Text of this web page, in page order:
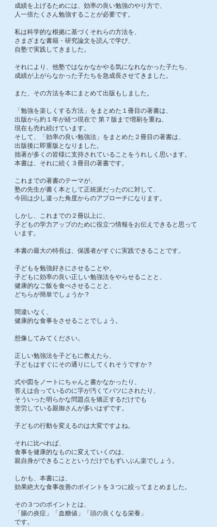
成績を上げるためには、効率の良い勉強のやり方で、
人一倍たくさん勉強することが必要です。
私は科学的な根拠に基づくそれらの方法を、
さまざまな書籍・研究論文を読んで学び、
自塾で実践してきました。
それにより、他塾ではなかなかやる気になれなかった子たち、
成績が上がらなかった子たちを急成長させてきました。
また、その方法を本にまとめて出版もしました。
「勉強を楽しくする方法」をまとめた１冊目の著書は、
出版から約１年が経つ現在で 第７版まで増刷を重ね、
現在も売れ続けています。
そして、「効率の良い勉強法」をまとめた２冊目の著書は、
出版後に即重版となりました。
拙著が多くの皆様に支持されていることをうれしく思います。
本書は、それに続く３冊目の著書です。
これまでの著書のテーマが、
塾の先生が書く本として正統派だったのに対して、
今回は少し違った角度からのアプローチになります。
しかし、これまでの２冊以上に、
子どもの学力アップのために役立つ情報をお伝えできると思って
います。
本書の最大の特長は、保護者がすぐに実践できることです。
子どもを勉強好きにさせることや、
子どもに効率の良い正しい勉強法をやらせることと、
健康的なご飯を食べさせることと、
どちらが簡単でしょうか？
間違いなく、
健康的な食事をさせることでしょう。
想像してみてください。
正しい勉強法を子どもに教えたら、
子どもはすぐにその通りにしてくれそうですか？
式や図をノートにちゃんと書かなかったり、
答えは合っているのに字が汚くてバツにされたり、
そういった明らかな問題点を矯正するだけでも
苦労している親御さんが多いはずです。
子どもの行動を変えるのは大変ですよね。
それに比べれば、
食事を健康的なものに変えていくのは、
親自身ができることというだけでもずいぶん楽でしょう。
しかも、本書には、
効果絶大な食事改善のポイントを３つに絞ってまとめました。
その３つのポイントとは、
「腸の炎症」「血糖値」「頭の良くなる栄養」
です。